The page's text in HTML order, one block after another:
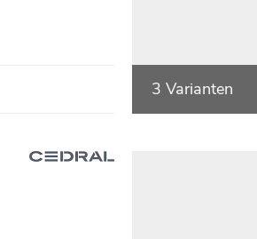
3 Varianten